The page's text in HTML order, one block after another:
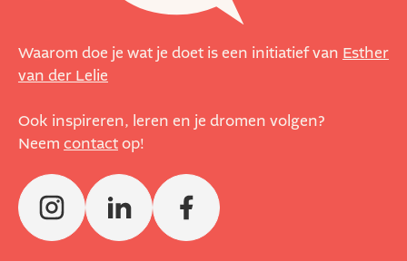
Waarom doe je wat je doet is een initiatief van Esther
van der Lelie
Ook inspireren, leren en je dromen volgen?
Neem contactop!